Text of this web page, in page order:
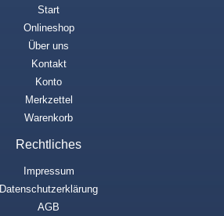
Start
Onlineshop
Über uns
Kontakt
Konto
Merkzettel
Warenkorb
Rechtliches
Impressum
Datenschutzerklärung
AGB